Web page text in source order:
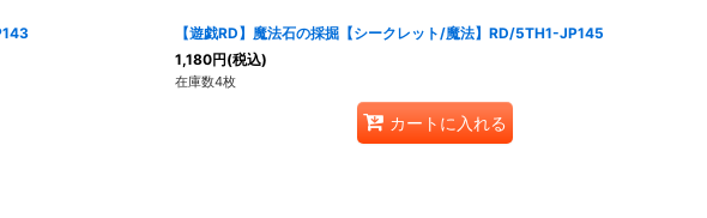
【遊戯RD】魔法石の採掘【シークレット/魔法】RD/5TH1-JP145
1,180円(税込)
在庫数4枚
カートに入れる